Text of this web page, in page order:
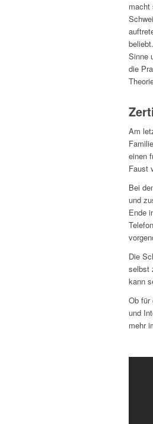
macht
Sinne
die
Am
einen
Faust
Bei
und
Ende
Die
selbst
kann
Ob für
und
mehr